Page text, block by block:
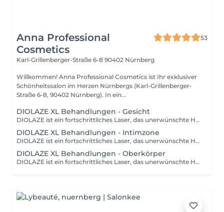
Anna Professional
Cosmetics
53
Karl-Grillenberger-Straße 6-8 90402 Nürnberg
Willkommen! Anna Professional Cosmetics ist Ihr exklusiver
Schönheitssalon im Herzen Nürnbergs (Karl-Grillenberger-
Straße 6-8, 90402 Nürnberg). In ein...
DIOLAZE XL Behandlungen - Gesicht
DIOLAZE ist ein fortschrittliches Laser, das unerwünschte Haare sicher, schonend und dauerhaft eliminiert. Kombination von Wirsamkeit, Patientenkomfort und Geschwindigkeit macht den Diolaze XL zu einem führenden Haarentfernungsmittel-Laser. Individuelle Pakete auf Anfrage bis zu 20 % Ersparnis bei Buchung von mehrere Zonen Sprechen Sie uns an. Bitte erscheinen Sie ca. 5 min früher zum Termin, da Sie die Einverständniserklärung noch ausfüllen müssen.
DIOLAZE XL Behandlungen - Intimzone
DIOLAZE ist ein fortschrittliches Laser, das unerwünschte Haare sicher, schonend und dauerhaft eliminiert. Kombination von Wirsamkeit, Patientenkomfort und Geschwindigkeit macht den Diolaze XL zu einem führenden Haarentfernungsmittel-Laser. Individuelle Pakete auf Anfrage bis zu 20 % Ersparnis bei Buchung von mehrere Zonen Sprechen Sie uns an. Bitte erscheinen Sie ca. 5 min früher zum Termin, da Sie die Einverständniserklärung noch ausfüllen müssen.
DIOLAZE XL Behandlungen - Oberkörper
DIOLAZE ist ein fortschrittliches Laser, das unerwünschte Haare sicher, schonend und dauerhaft eliminiert. Kombination von Wirsamkeit, Patientenkomfort und Geschwindigkeit macht den Diolaze XL zu einem führenden Haarentfernungsmittel-Laser. Individuelle Pakete auf Anfrage bis zu 20 % Ersparnis bei Buchung von mehrere Zonen Sprechen Sie uns an. Bitte erscheinen Sie ca. 5 min früher zum Termin, da Sie die Einverständniserklärung noch ausfüllen müssen.